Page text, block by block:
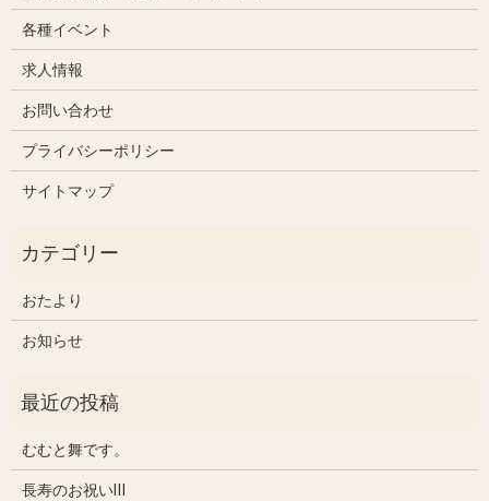
各種イベント
求人情報
お問い合わせ
プライバシーポリシー
サイトマップ
おたより
お知らせ
むむと舞です。
長寿のお祝いⅢ